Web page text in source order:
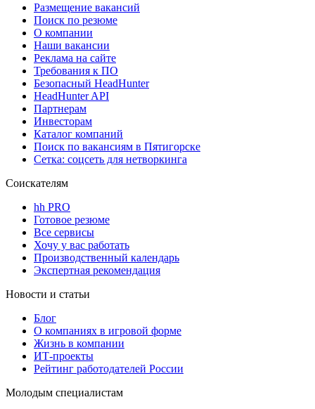
Размещение вакансий
Поиск по резюме
О компании
Наши вакансии
Реклама на сайте
Требования к ПО
Безопасный HeadHunter
HeadHunter API
Партнерам
Инвесторам
Каталог компаний
Поиск по вакансиям в Пятигорске
Сетка: соцсеть для нетворкинга
Соискателям
hh PRO
Готовое резюме
Все сервисы
Хочу у вас работать
Производственный календарь
Экспертная рекомендация
Новости и статьи
Блог
О компаниях в игровой форме
Жизнь в компании
ИТ-проекты
Рейтинг работодателей России
Молодым специалистам